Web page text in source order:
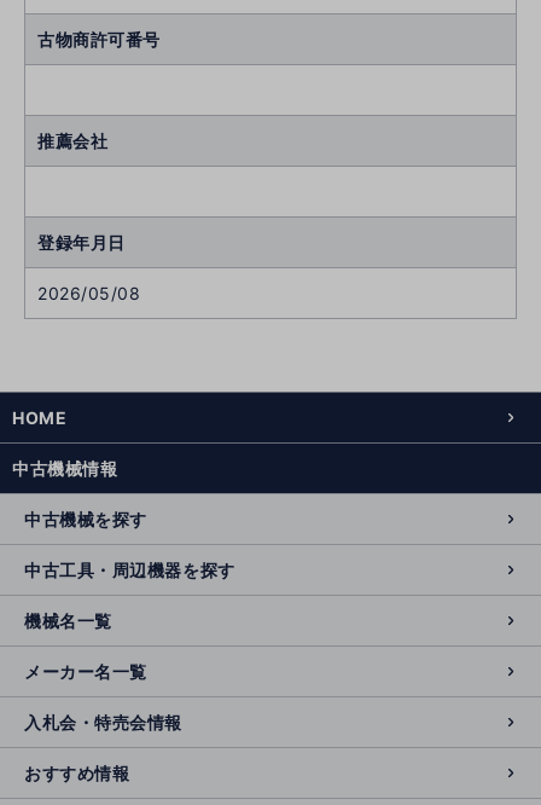
古物商許可番号
推薦会社
登録年月日
2026/05/08
HOME
中古機械情報
中古機械を探す
中古工具・周辺機器を探す
機械名一覧
メーカー名一覧
入札会・特売会情報
おすすめ情報